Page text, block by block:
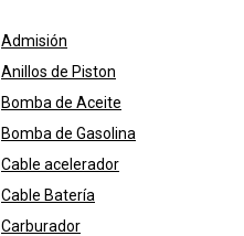
Admisión
Anillos de Piston
Bomba de Aceite
Bomba de Gasolina
Cable acelerador
Cable Batería
Carburador